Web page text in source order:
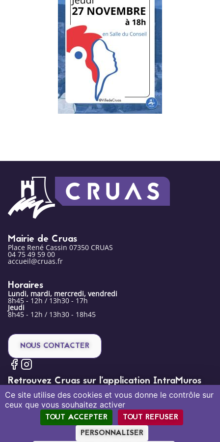
Ce site utilise des cookies et vous donne le contrôle sur
ceux que vous souhaitez activer
TOUT ACCEPTER
TOUT REFUSER
PERSONNALISER
Mairie de Cruas
Place René Cassin 07350 CRUAS
04 75 49 59 00
accueil@cruas.fr
Horaires
Lundi, mardi, mercredi, vendredi
8h45 - 12h / 13h30 - 17h
Jeudi
8h45 - 12h / 13h30 - 18h45
NOUS CONTACTER
Retrouvez Cruas sur l’application IntraMuros
Politique de confidentialité